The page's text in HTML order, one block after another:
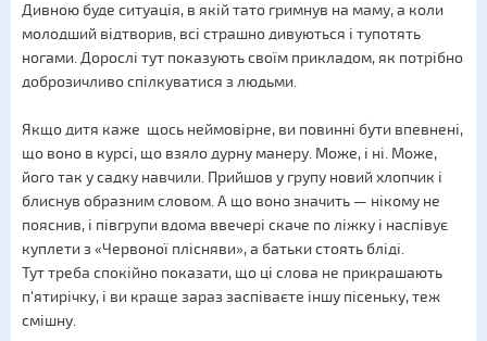
Дивною буде ситуація, в якій тато гримнув на маму, а коли
молодший відтворив, всі страшно дивуються і тупотять
ногами. Дорослі тут показують своїм прикладом, як потрібно
доброзичливо спілкуватися з людьми.
Якщо дитя каже щось неймовірне, ви повинні бути впевнені,
що воно в курсі, що взяло дурну манеру. Може, і ні. Може,
його так у садку навчили. Прийшов у групу новий хлопчик і
блиснув образним словом. А що воно значить — нікому не
пояснив, і півгрупи вдома ввечері скаче по ліжку і наспівує
куплети з «Червоної плісняви», а батьки стоять бліді.
Тут треба спокійно показати, що ці слова не прикрашають
п'ятирічку, і ви краще зараз заспіваєте іншу пісеньку, теж
смішну.